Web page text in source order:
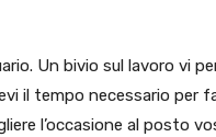
Un bivio sul lavoro vi
il tempo necessario per
l’occasione al posto